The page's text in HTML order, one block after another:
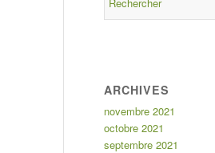
ARCHIVES
novembre 2021
octobre 2021
septembre 2021